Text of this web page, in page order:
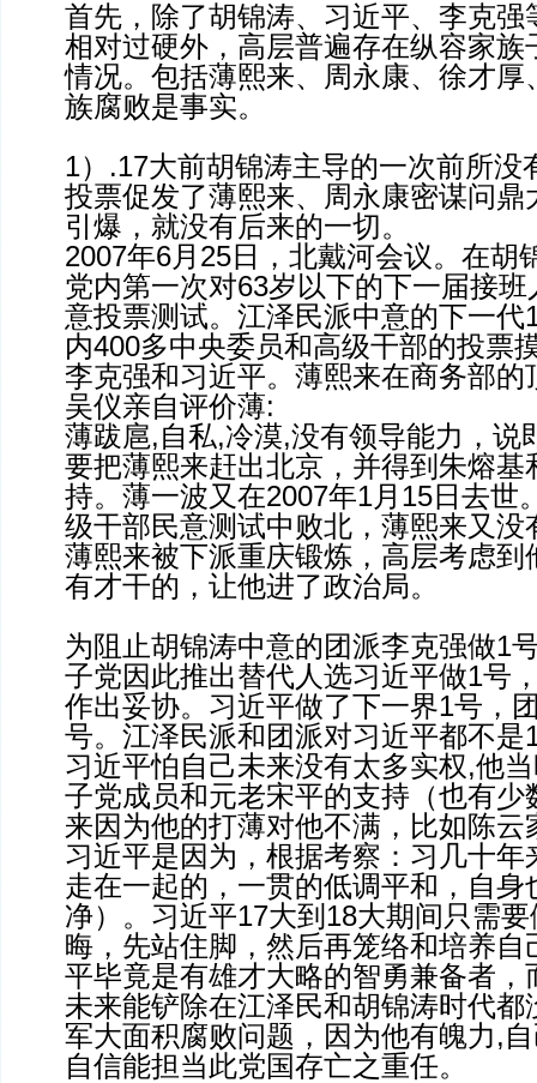
首先，除了胡锦涛、习近平、李克强
相对过硬外，高层普遍存在纵容家族
情况。包括薄熙来、周永康、徐才厚
族腐败是事实。
1）.17大前胡锦涛主导的一次前所没
投票促发了薄熙来、周永康密谋问鼎
引爆，就没有后来的一切。
2007年6月25日，北戴河会议。在胡
党内第一次对63岁以下的下一届接
意投票测试。江泽民派中意的下一代
内400多中央委员和高级干部的投票
李克强和习近平。薄熙来在商务部的
吴仪亲自评价薄:
薄跋扈,自私,冷漠,没有领导能力，说
要把薄熙来赶出北京，并得到朱熔基
持。薄一波又在2007年1月15日去世
级干部民意测试中败北，薄熙来又没
薄熙来被下派重庆锻炼，高层考虑到
有才干的，让他进了政治局。
为阻止胡锦涛中意的团派李克强做1
子党因此推出替代人选习近平做1号
作出妥协。习近平做了下一界1号，
号。江泽民派和团派对习近平都不是
习近平怕自己未来没有太多实权,他
子党成员和元老宋平的支持（也有少
来因为他的打薄对他不满，比如陈云
习近平是因为，根据考察：习几十年
走在一起的，一贯的低调平和，自身
净）。习近平17大到18大期间只需
晦，先站住脚，然后再笼络和培养自
平毕竟是有雄才大略的智勇兼备者，
未来能铲除在江泽民和胡锦涛时代都
军大面积腐败问题，因为他有魄力,
自信能担当此党国存亡之重任。